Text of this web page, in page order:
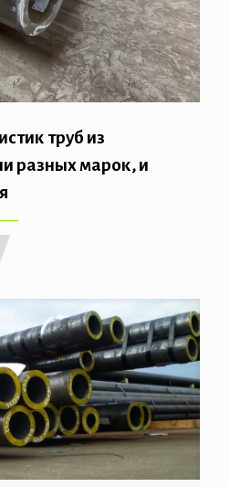
труб из
разных марок, и